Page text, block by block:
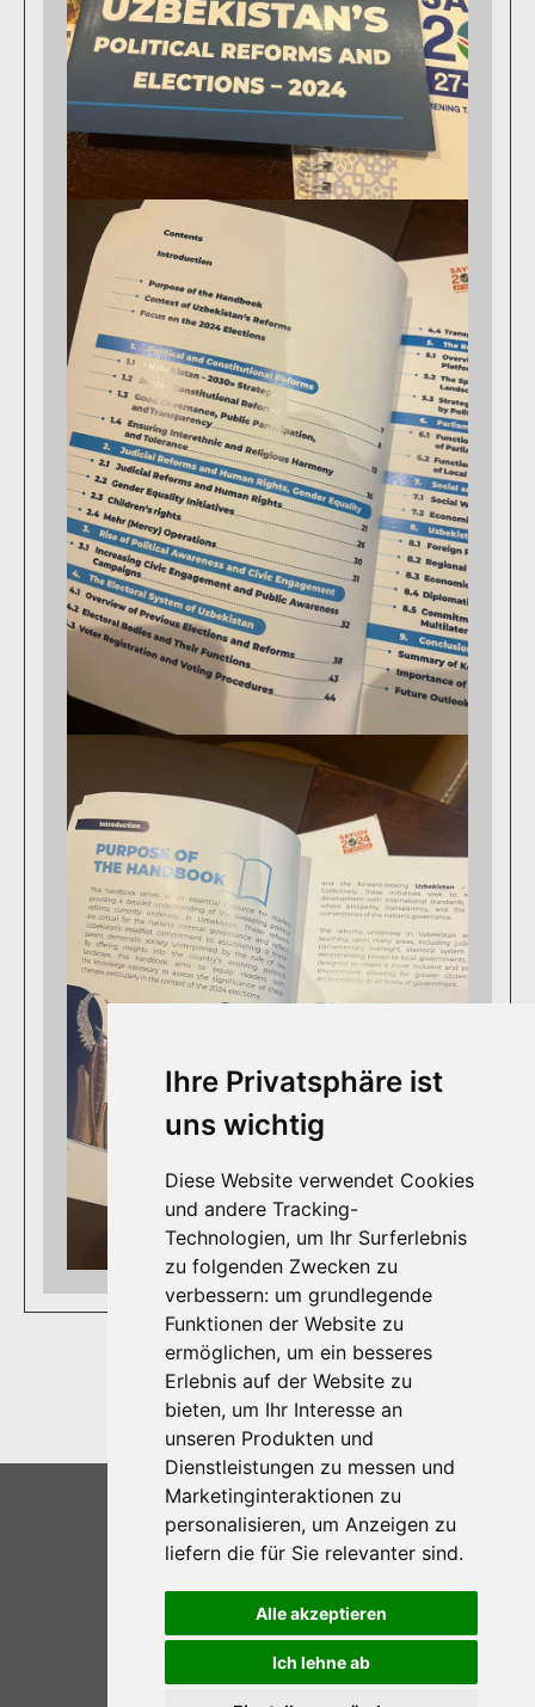
Ihre Privatsphäre ist
uns wichtig
Diese Website verwendet Cookies
und andere Tracking-
Technologien, um Ihr Surferlebnis
zu folgenden Zwecken zu
verbessern: um grundlegende
Funktionen der Website zu
ermöglichen, um ein besseres
Erlebnis auf der Website zu
bieten, um Ihr Interesse an
unseren Produkten und
Dienstleistungen zu messen und
Marketinginteraktionen zu
personalisieren, um Anzeigen zu
liefern die für Sie relevanter sind.
Alle akzeptieren
Ich lehne ab
2025 © GBUF
Home
Impressum
Datenschutz